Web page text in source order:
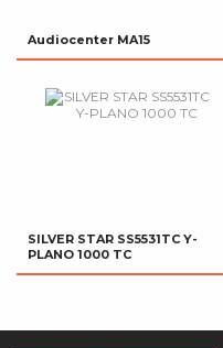
Audiocenter MA15
SILVER STAR SS5531TC Y-
PLANO 1000 TC